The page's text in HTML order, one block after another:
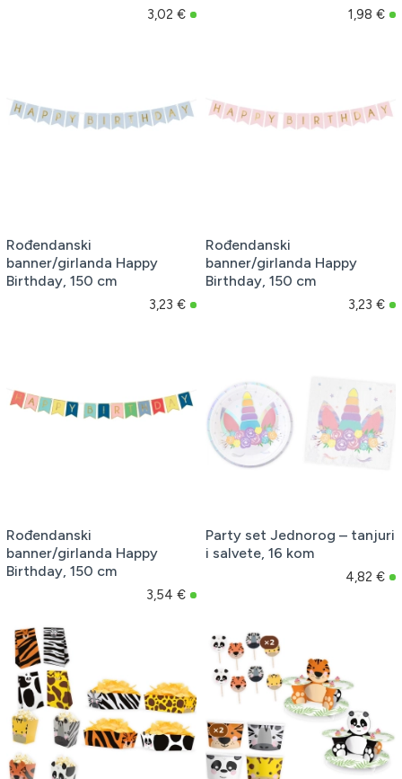
3,02 € 1,98 €
Rođendanski
banner/girlanda Happy
Birthday, 150 cm
3,23 €
Rođendanski
banner/girlanda Happy
Birthday, 150 cm
3,23 €
Rođendanski
banner/girlanda Happy
Birthday, 150 cm
3,54 €
Party set Jednorog – tanjuri
i salvete, 16 kom
4,82 €